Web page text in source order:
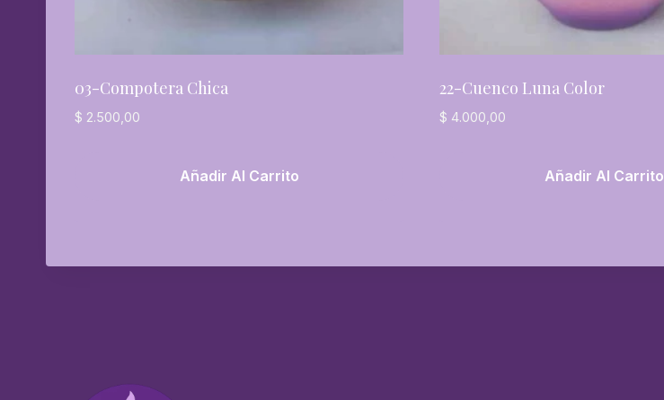
03-Compotera Chica
$ 2.500,00
Añadir Al Carrito
22-Cuenco Luna Color
$ 4.000,00
Añadir Al Carrito